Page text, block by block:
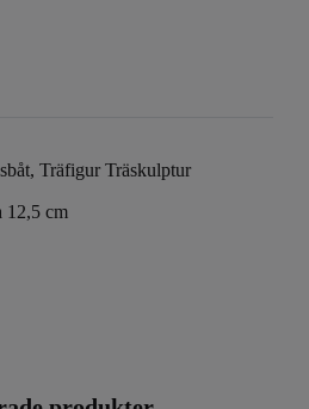
Träfigur Träskulptur
12,5 cm